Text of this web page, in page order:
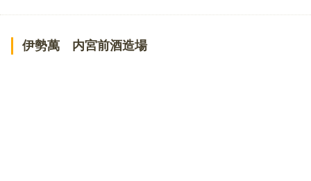
伊勢萬 内宮前酒造場